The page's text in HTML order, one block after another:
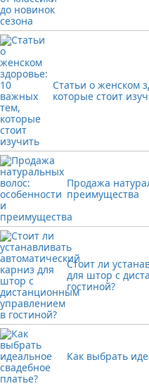
Статьи о женском
которые стоит
Продажа
преимущества
Стоит ли
для штор с
гостиной?
Как выбрать